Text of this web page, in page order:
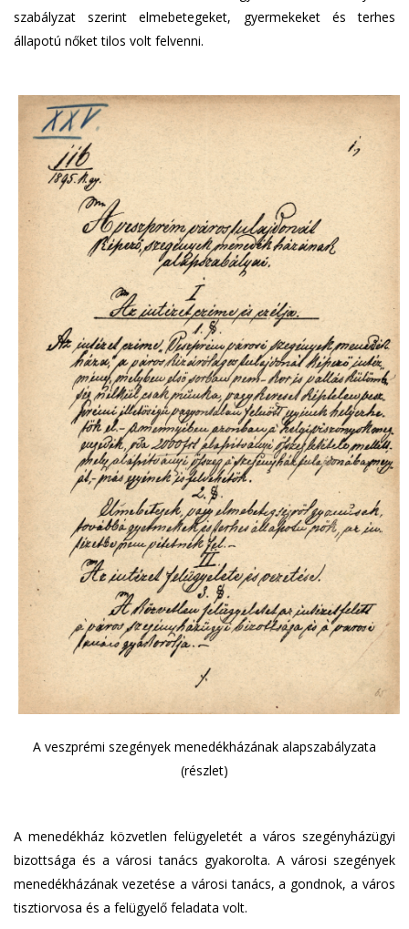
szabályzat szerint elmebetegeket, gyermekeket és terhes
állapotú nőket tilos volt felvenni.
A veszprémi szegények menedékházának alapszabályzata
(részlet)
A menedékház közvetlen felügyeletét a város szegényházügyi
bizottsága és a városi tanács gyakorolta. A városi szegények
menedékházának vezetése a városi tanács, a gondnok, a város
tisztiorvosa és a felügyelő feladata volt.